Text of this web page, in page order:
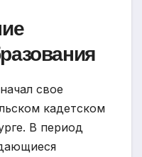
свое
кадетском
В период